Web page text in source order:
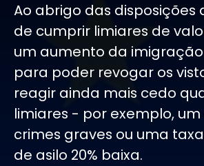
Ao abrigo das disposições
de cumprir limiares de
um aumento da
para poder revogar os
reagir ainda mais cedo
limiares - por exemplo,
crimes graves ou uma
de asilo 20% baixa.